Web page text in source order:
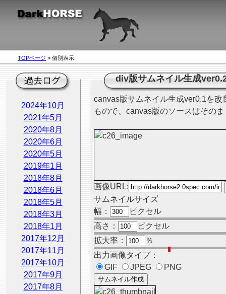
TOPページ > 個別表示
2024年10月
2021年5月
2020年8月
2020年6月
2020年5月
2019年1月
2018年8月
2018年6月
2018年5月
2018年3月
2018年1月
2017年12月
2017年11月
2017年10月
2017年9月
2017年8月
div版サムネイル生成
canvas版サムネイル生成ver0.1を
もので、canvas版のソースはその
画像URL:
サムネイルサイズ
幅：
ピクセル
高さ：
ピクセル
拡大率：
％
出力画像タイプ：
GIF
JPEG PNG